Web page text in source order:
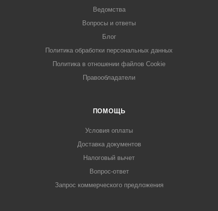
Ведомства
Вопросы и ответы
Блог
Политика обработки персональных данных
Политика в отношении файлов Cookie
Правообладатели
ПОМОЩЬ
Условия оплаты
Доставка документов
Налоговый вычет
Вопрос-ответ
Запрос коммерческого предложения